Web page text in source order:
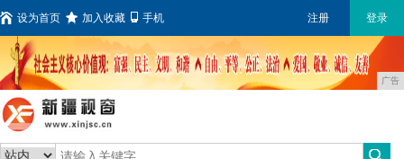
设为首页 加入收藏 手机 注册 登录
广告